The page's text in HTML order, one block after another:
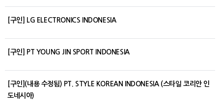
[구인] LG ELECTRONICS INDONESIA
[구인] PT YOUNG JIN SPORT INDONESIA
[구인](내용 수정됨) PT. STYLE KOREAN INDONESIA (스타일 코리안 인
도네시아)